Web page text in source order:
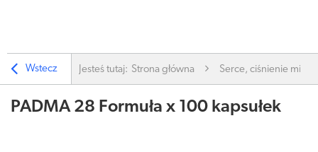
Wstecz Jesteś tutaj: Strona główna Serce, ciśnienie
PADMA 28 Formuła x 100 kapsułek